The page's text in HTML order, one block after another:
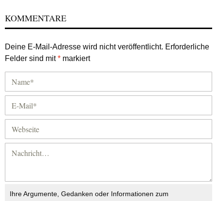
KOMMENTARE
Deine E-Mail-Adresse wird nicht veröffentlicht. Erforderliche
Felder sind mit* markiert
Ihre Argumente, Gedanken oder Informationen zum